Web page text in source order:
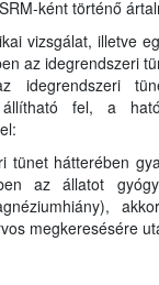
ként történő
vizsgálat, illetve
az idegrendszeri
idegrendszeri
állítható fel, a
tünet hátterében
az állatot
megkeresésére